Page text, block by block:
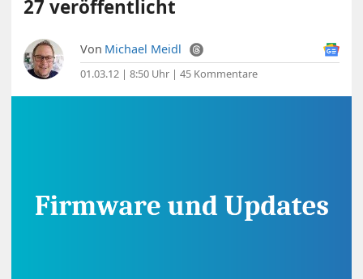
27 veröffentlicht
Von Michael Meidl
01.03.12 | 8:50 Uhr |45 Kommentare